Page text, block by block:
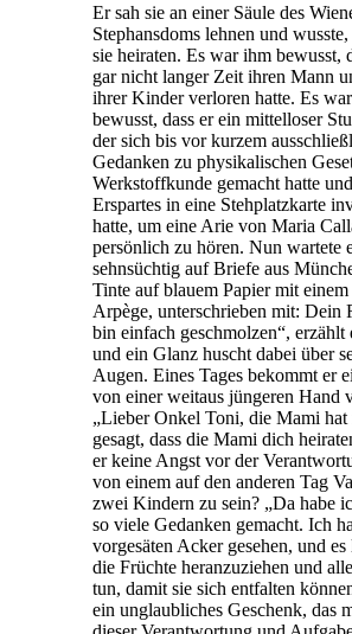
Er sah sie an einer Säule des
Stephansdoms lehnen und
sie heiraten. Es war ihm bewusst,
gar nicht langer Zeit ihren Mann
ihrer Kinder verloren hatte. Es
bewusst, dass er ein mittelloser
der sich bis vor kurzem
Gedanken zu physikalischen
Werkstoffkunde gemacht hatte
Erspartes in eine Stehplatzkarte
hatte, um eine Arie von Maria
persönlich zu hören. Nun wartete
sehnsüchtig auf Briefe aus
Tinte auf blauem Papier mit
Arpège, unterschrieben mit: Dein
bin einfach geschmolzen“, erzählt
und ein Glanz huscht dabei über
Augen. Eines Tages bekommt er
von einer weitaus jüngeren Hand
„Lieber Onkel Toni, die Mami hat
gesagt, dass die Mami dich
er keine Angst vor der
von einem auf den anderen Tag
zwei Kindern zu sein? „Da habe
so viele Gedanken gemacht. Ich
vorgesäten Acker gesehen, und es
die Früchte heranzuziehen und
tun, damit sie sich entfalten
ein unglaubliches Geschenk, das